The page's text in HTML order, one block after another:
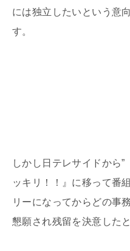
には独立したいという意
す。
しかし日テレサイドから
ッキリ！！』に移って番
リーになってからどの事
懇願され残留を決意した